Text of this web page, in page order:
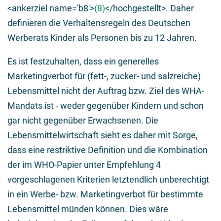
<ankerziel name='b8'>(8)</hochgestellt>. Daher
definieren die Verhaltensregeln des Deutschen
Werberats Kinder als Personen bis zu 12 Jahren.
Es ist festzuhalten, dass ein generelles
Marketingverbot für (fett-, zucker- und salzreiche)
Lebensmittel nicht der Auftrag bzw. Ziel des WHA-
Mandats ist - weder gegenüber Kindern und schon
gar nicht gegenüber Erwachsenen. Die
Lebensmittelwirtschaft sieht es daher mit Sorge,
dass eine restriktive Definition und die Kombination
der im WHO-Papier unter Empfehlung 4
vorgeschlagenen Kriterien letztendlich unberechtigt
in ein Werbe- bzw. Marketingverbot für bestimmte
Lebensmittel münden können. Dies wäre